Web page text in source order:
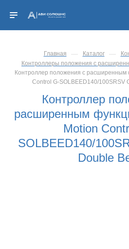
Главная — Каталог —
Контроллеры положения с
Контроллер положения с расширенным
Control G-SOLBEED140/100SRSV
Контроллер
расширенным
Motion
SOLBEED140/
Double